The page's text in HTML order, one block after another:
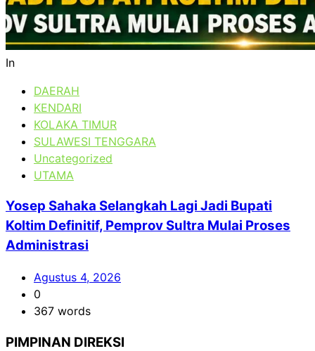
In
DAERAH
KENDARI
KOLAKA TIMUR
SULAWESI TENGGARA
Uncategorized
UTAMA
Yosep Sahaka Selangkah Lagi Jadi Bupati
Koltim Definitif, Pemprov Sultra Mulai Proses
Administrasi
Agustus 4, 2026
0
367 words
PIMPINAN DIREKSI